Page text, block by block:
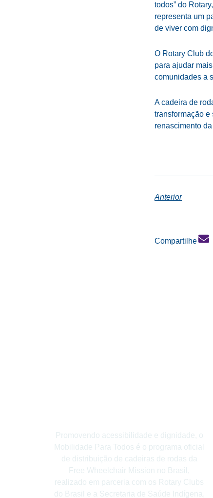
todos” do
representa um
de viver com
O Rotary Club
para ajudar
comunidades a
A cadeira de
transformação e
renascimento
Anterior
Compartilhe
Promovendo acessibilidade e dignidade, o
Mobilidade Para Todos é o programa oficial
de distribuição de cadeiras de rodas da
Free Wheelchair Mission no Brasil,
realizado em parceria com os Rotary Clubs
do Brasil e a Secretaria de Saúde Indígena,